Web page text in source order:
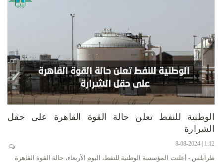
الوطنية للنفط تعلن حالة القوة القاهرة على حقل
الشرارة
1:12 | 8-08-2024
طرابلس - أعلنت المؤسسة الوطنية للنفط، اليوم الأربعاء، حالة القوة القاهرة